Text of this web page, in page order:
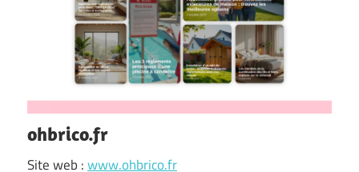
ohbrico.fr
Site web :www.ohbrico.fr